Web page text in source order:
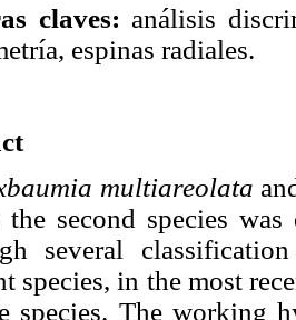
claves: análisis
espinas radiales.
multiareolata
the second species
several
species, in the most
species. The working